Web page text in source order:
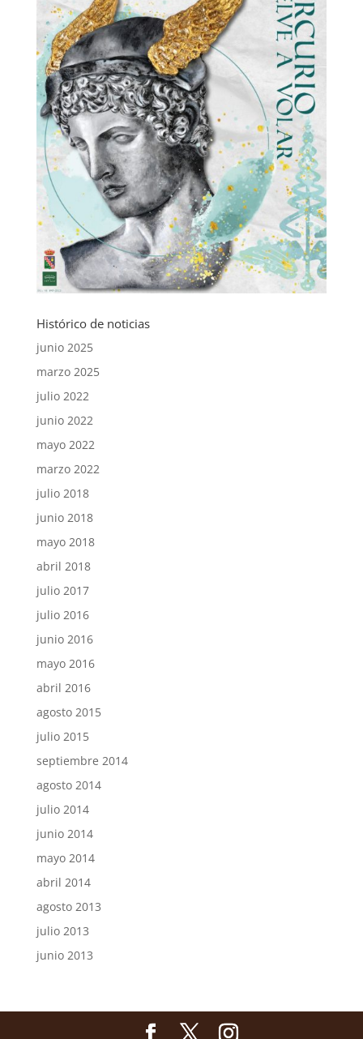
Histórico de noticias
junio 2025
marzo 2025
julio 2022
junio 2022
mayo 2022
marzo 2022
julio 2018
junio 2018
mayo 2018
abril 2018
julio 2017
julio 2016
junio 2016
mayo 2016
abril 2016
agosto 2015
julio 2015
septiembre 2014
agosto 2014
julio 2014
junio 2014
mayo 2014
abril 2014
agosto 2013
julio 2013
junio 2013